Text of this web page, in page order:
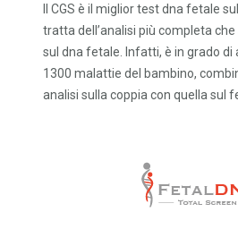
Il CGS è il miglior test dna fetale
tratta dell’analisi più completa
sul dna fetale. Infatti, è in grado di
1300 malattie del bambino,
analisi sulla coppia con quella sul